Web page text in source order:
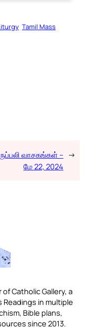
Tamil Mass
வாசகங்கள் –
மே 22, 2024
→
Catholic Gallery, a
in multiple
Bible plans,
since 2013.